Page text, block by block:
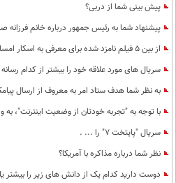
پیش بینی شما از دربی؟
پیشنهاد شما به رئیس جمهور درباره خانم فرزانه
از بین 5 فیلم نامزد شده برای معرفی به اسکار امسال، به نظر شما کدام فیلم برای انتخاب بهتر است؟
سریال های مورد علاقه خود را بیشتر از کدام
به نظر شما هدف ستاد امر به معروف از ارسال
با توجه به "تجربه خودتان از وضعیت اینترنت"، به
سریال "پایتخت 7" را ... .
نظر شما درباره مذاکره با آمریکا؟
دوست دارید کدام یک از دانش های زیر را بیشتر